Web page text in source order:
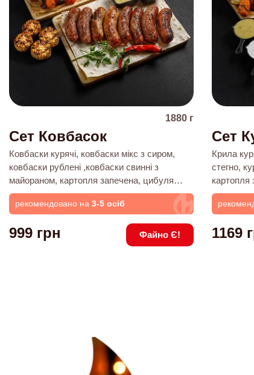
1880 г
Сет Ковбасок
Ковбаски курячі, ковбаски мікс з сиром,
ковбаски рублені ,ковбаски свинні з
майораном, картопля запечена, цибуля
гриль, морква запечена, буряк запечений,
кукурудза гриль, морква по-корейськи,
перець чилі, соуси: медово-гірчичний,
рекомендовано на 3-5 осіб
999 грн Файно Є!
Сет
Крила
стегно,
картопля
гриль,
соуси
1169